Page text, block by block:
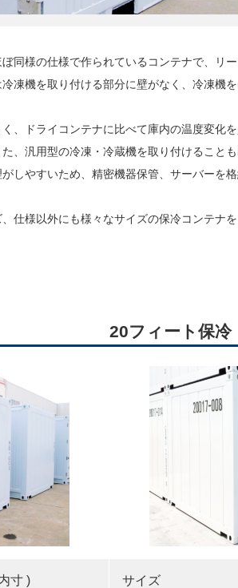
同様の仕様で作られているコンテナで、リ
凍機を取り付ける部分に壁がなく、冷凍機
、ドライコンテナに比べて庫内の温度変化
、汎用型の冷凍・冷蔵機を取り付けること
しやすいため、精密機器保管、サーバーを
仕様以外にも様々なサイズの保冷コンテナ
寸 )
20フィート保冷
サイズ